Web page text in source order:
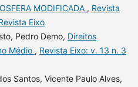
MODIFICADA , Revista
Eixo
Pedro Demo, Direitos
Médio , Revista Eixo: v. 13 n. 3
Santos, Vicente Paulo Alves,